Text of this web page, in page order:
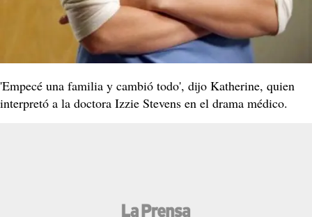
'Empecé una familia y cambió todo', dijo Katherine, quien
interpretó a la doctora Izzie Stevens en el drama médico.